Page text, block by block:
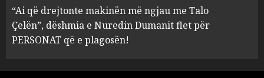
4
Berishën
MARCH 25, 2025
“Ai që drejtonte makinën më
“Ai që drejtonte makinën më ngjau me Talo
Çelën”, dëshmia e Nuredin Dumanit flet për
PERSONAT që e plagosën!